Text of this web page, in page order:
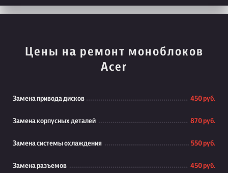
Цены на ремонт моноблоков
Acer
Замена привода дисков 450 руб.
Замена корпусных деталей 870 руб.
Замена системы охлаждения 550 руб.
Замена разъемов 450 руб.